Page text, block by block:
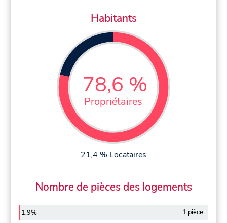
Habitants
78,6 %
Propriétaires
21,4 % Locataires
Nombre de pièces des logements
1,9% 1 pièce